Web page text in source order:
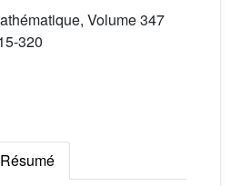
Volume 347
320
Résumé